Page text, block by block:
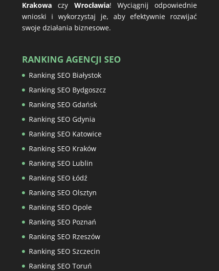
Krakowaczy Wrocławia! Wyciągnij odpowiednie
wnioski i wykorzystaj je, aby efektywnie rozwijać
swoje działania biznesowe.
RANKING AGENCJI SEO
Ranking SEO Białystok
Ranking SEO Bydgoszcz
Ranking SEO Gdańsk
Ranking SEO Gdynia
Ranking SEO Katowice
Ranking SEO Kraków
Ranking SEO Lublin
Ranking SEO Łódź
Ranking SEO Olsztyn
Ranking SEO Opole
Ranking SEO Poznań
Ranking SEO Rzeszów
Ranking SEO Szczecin
Ranking SEO Toruń